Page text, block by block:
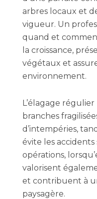
arbres locaux et
vigueur. Un
quand et
la croissance,
végétaux et
environnement.
L’élagage
branches
d’intempéries,
évite les
opérations,
valorisent
et contribuent à
paysagère.